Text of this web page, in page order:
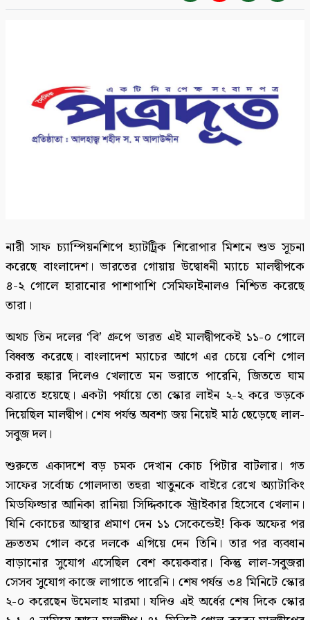
নারী সাফ চ্যাম্পিয়নশিপে হ্যাটট্রিক শিরোপার মিশনে শুভ সূচনা
করেছে বাংলাদেশ। ভারতের গোয়ায় উদ্বোধনী ম্যাচে মালদ্বীপকে
৪-২ গোলে হারানোর পাশাপাশি সেমিফাইনালও নিশ্চিত করেছে
তারা।
অথচ তিন দলের ‘বি’ গ্রুপে ভারত এই মালদ্বীপকেই ১১-০ গোলে
বিধ্বস্ত করেছে। বাংলাদেশ ম্যাচের আগে এর চেয়ে বেশি গোল
করার হুঙ্কার দিলেও খেলাতে মন ভরাতে পারেনি, জিততে ঘাম
ঝরাতে হয়েছে। একটা পর্যায়ে তো স্কোর লাইন ২-২ করে ভড়কে
দিয়েছিল মালদ্বীপ। শেষ পর্যন্ত অবশ্য জয় নিয়েই মাঠ ছেড়েছে লাল-
সবুজ দল।
শুরুতে একাদশে বড় চমক দেখান কোচ পিটার বাটলার। গত
সাফের সর্বোচ্চ গোলদাতা তহুরা খাতুনকে বাইরে রেখে অ্যাটাকিং
মিডফিল্ডার আনিকা রানিয়া সিদ্দিকাকে স্ট্রাইকার হিসেবে খেলান।
যিনি কোচের আস্থার প্রমাণ দেন ১১ সেকেন্ডেই! কিক অফের পর
দ্রুততম গোল করে দলকে এগিয়ে দেন তিনি। তার পর ব্যবধান
বাড়ানোর সুযোগ এসেছিল বেশ কয়েকবার। কিন্তু লাল-সবুজরা
সেসব সুযোগ কাজে লাগাতে পারেনি। শেষ পর্যন্ত ৩৪ মিনিটে স্কোর
২-০ করেছেন উমেলাহ মারমা। যদিও এই অর্ধের শেষ দিকে স্কোর